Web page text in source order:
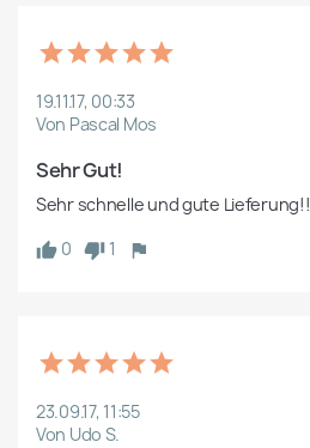
19.11.17, 00:33
Von Pascal Mos
Sehr Gut!
Sehr schnelle und gute Lieferung!!
0
1
23.09.17, 11:55
Von Udo S.